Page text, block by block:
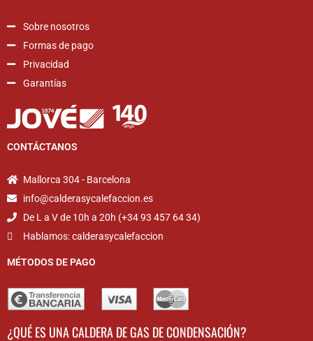
Sobre nosotros
Formas de pago
Privacidad
Garantías
CONTÁCTANOS
Mallorca 304 - Barcelona
info@calderasycalefaccion.es
De L a V de 10h a 20h (+34 93 457 64 34)
Hablamos: calderasycalefaccion
MÉTODOS DE PAGO
¿QUÉ ES UNA CALDERA DE GAS DE CONDENSACIÓN?